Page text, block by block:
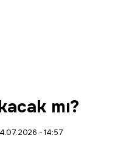
mı?
- 14:57